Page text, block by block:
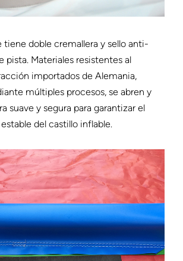
tiene doble cremallera y sello anti-
pista. Materiales resistentes al
importados de Alemania,
múltiples procesos, se abren y
suave y segura para garantizar el
del castillo inflable.